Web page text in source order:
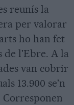
reunís la
per valorar
ho han fet
de l'Ebre. A la
van cobrir
13.900 se'n
Corresponen